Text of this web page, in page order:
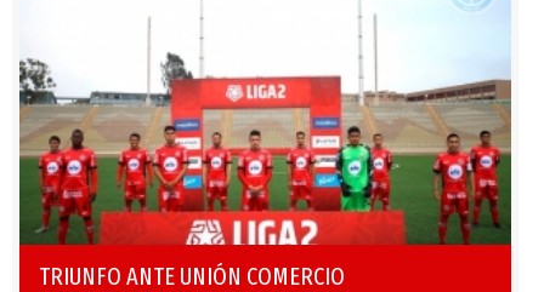
TRIUNFO ANTE UNIÓN COMERCIO